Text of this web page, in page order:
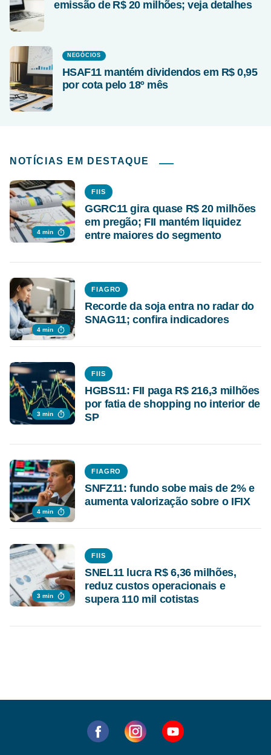
emissão de R$ 20 milhões; veja detalhes
NEGÓCIOS
HSAF11 mantém dividendos em R$ 0,95
por cota pelo 18º mês
NOTÍCIAS EM DESTAQUE
4 min
FIIS
GGRC11 gira quase R$ 20 milhões
em pregão; FII mantém liquidez
entre maiores do segmento
4 min
FIAGRO
Recorde da soja entra no radar do
SNAG11; confira indicadores
3 min
FIIS
HGBS11: FII paga R$ 216,3 milhões
por fatia de shopping no interior de
SP
4 min
FIAGRO
SNFZ11: fundo sobe mais de 2% e
aumenta valorização sobre o IFIX
3 min
FIIS
SNEL11 lucra R$ 6,36 milhões,
reduz custos operacionais e
supera 110 mil cotistas